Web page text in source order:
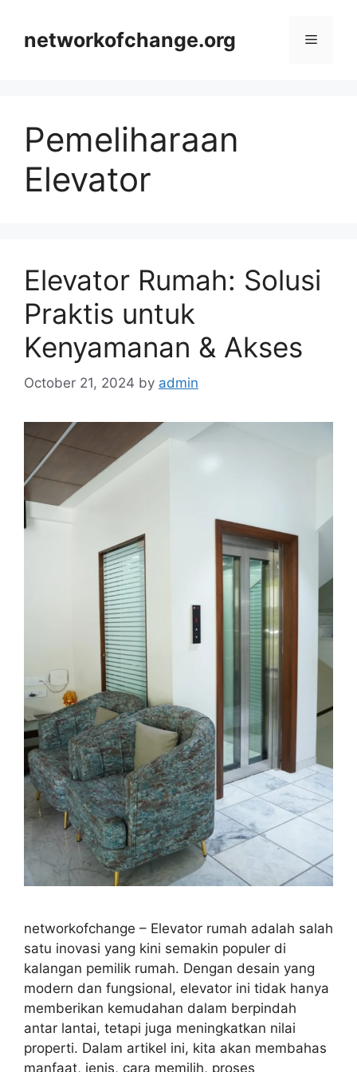
contentnetworkofchange.org Menu
Pemeliharaan
Elevator
Elevator Rumah: Solusi
Praktis untuk
Kenyamanan & Akses
October 21, 2024 by admin
networkofchange – Elevator rumah adalah salah
satu inovasi yang kini semakin populer di
kalangan pemilik rumah. Dengan desain yang
modern dan fungsional, elevator ini tidak hanya
memberikan kemudahan dalam berpindah
antar lantai, tetapi juga meningkatkan nilai
properti. Dalam artikel ini, kita akan membahas
manfaat, jenis, cara memilih, proses